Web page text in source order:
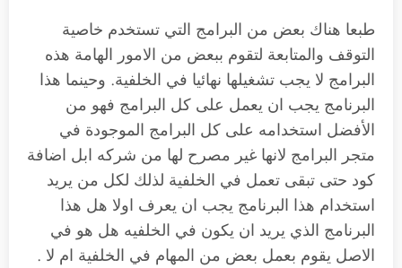
طبعا هناك بعض من البرامج التي تستخدم خاصية
التوقف والمتابعة لتقوم ببعض من الامور الهامة هذه
البرامج لا يجب تشغيلها نهائيا في الخلفية. وحينما هذا
البرنامج يجب ان يعمل على كل البرامج فهو من
الأفضل استخدامه على كل البرامج الموجودة في
متجر البرامج لانها غير مصرح لها من شركه ابل اضافة
كود حتى تبقى تعمل في الخلفية لذلك لكل من يريد
استخدام هذا البرنامج يجب ان يعرف اولا هل هذا
البرنامج الذي يريد ان يكون في الخلفيه هل هو في
الاصل يقوم بعمل بعض من المهام في الخلفية ام لا .